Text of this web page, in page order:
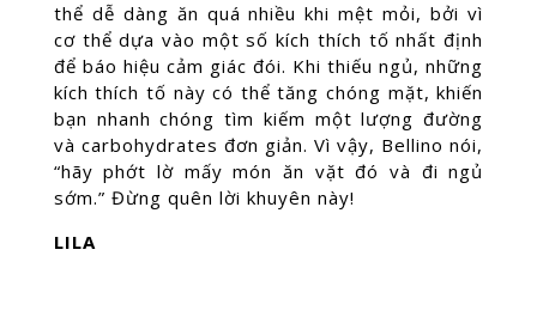
thể dễ dàng ăn quá nhiều khi mệt mỏi, bởi vì
cơ thể dựa vào một số kích thích tố nhất định
để báo hiệu cảm giác đói. Khi thiếu ngủ, những
kích thích tố này có thể tăng chóng mặt, khiến
bạn nhanh chóng tìm kiếm một lượng đường
và carbohydrates đơn giản. Vì vậy, Bellino nói,
“hãy phớt lờ mấy món ăn vặt đó và đi ngủ
sớm.” Đừng quên lời khuyên này!
LILA